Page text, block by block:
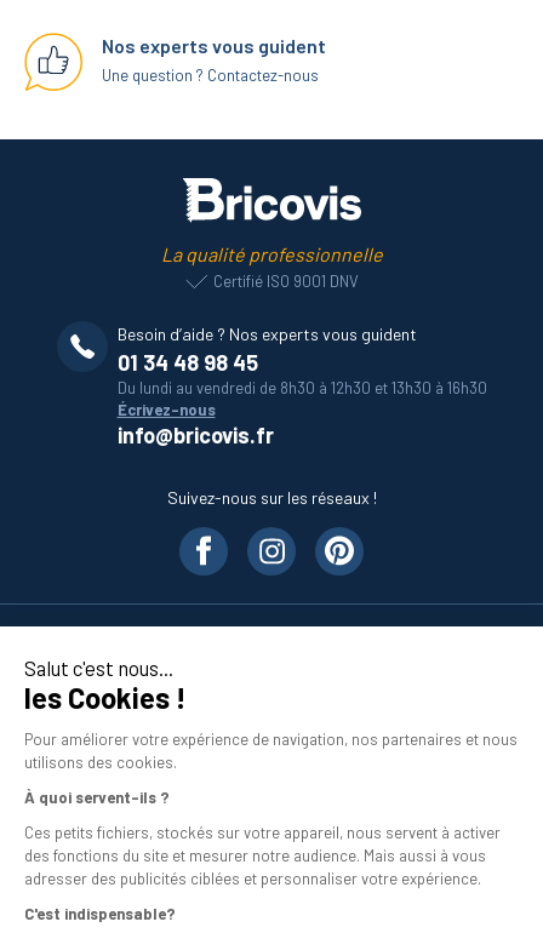
Salut c'est nous...
les Cookies !
Pour améliorer votre expérience de navigation, nos partenaires et nous
utilisons des cookies.
À quoi servent-ils ?
Ces petits fichiers, stockés sur votre appareil, nous servent à activer
des fonctions du site et mesurer notre audience. Mais aussi à vous
adresser des publicités ciblées et personnaliser votre expérience.
C'est indispensable?
Nos experts vous guident
Une question ? Contactez-nous
La qualité professionnelle
Certifié ISO 9001 DNV
Besoin d’aide ? Nos experts vous guident
01 34 48 98 45
Du lundi au vendredi de 8h30 à 12h30 et 13h30 à 16h30
Écrivez-nous
info@bricovis.fr
Suivez-nous sur les réseaux !
En savoir plus